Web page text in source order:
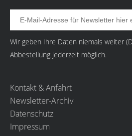
Wir geben Ihre Daten niemals weiter (
Abbestellung jederzeit möglich.
Kontakt & Anfahrt
Newsletter-Archiv
Datenschutz
Impressum